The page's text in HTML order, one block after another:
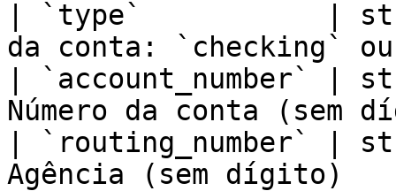
| `type`           |
da conta: `checking`
|
Número da conta
| `routing_number`
Agência (sem